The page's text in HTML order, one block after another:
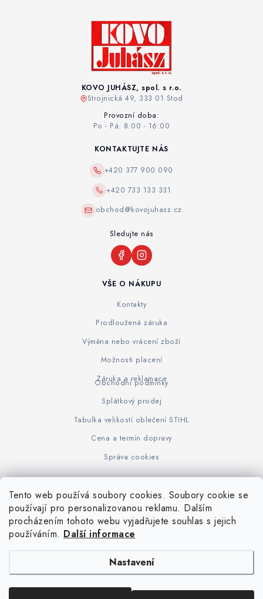
Tento web používá soubory cookies. Soubory cookie se
používají pro personalizovanou reklamu. Dalším
procházením tohoto webu vyjadřujete souhlas s jejich
používáním. Další informace
Nastavení
KOVO JUHÁSZ, spol. s r.o.
Strojnická 49, 333 01 Stod
Provozní doba:
Po - Pá: 8:00 - 16:00
VŠE O NÁKUPU
Kontakty
Prodloužená záruka
Výměna nebo vrácení zboží
Možnosti placení
Záruka a reklamace
Obchodní podmínky
Splátkový prodej
Tabulka velikostí oblečení STIHL
Cena a termín dopravy
Správa cookies
KONTAKTUJTE NÁS
+420 377 900 090
+420 733 133 331
obchod@kovojuhasz.cz
Sledujte nás
www.KOVOJUHASZ.cz Výrobce STIHL STIHL Timbersport
iPloty.cz - PLETIVA A NÁŘADÍ. Všechna práva vyhrazena.